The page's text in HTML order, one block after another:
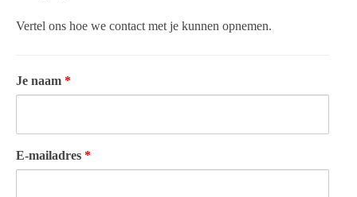
Vertel ons hoe we contact met je kunnen opnemen.
Je naam *
E-mailadres *